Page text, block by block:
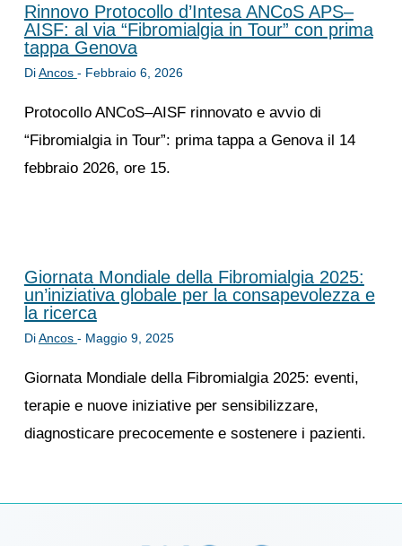
Rinnovo Protocollo d’Intesa ANCoS APS–
AISF: al via “Fibromialgia in Tour” con prima
tappa Genova
DiAncos - Febbraio 6, 2026
Protocollo ANCoS–AISF rinnovato e avvio di
“Fibromialgia in Tour”: prima tappa a Genova il 14
febbraio 2026, ore 15.
Giornata Mondiale della Fibromialgia 2025:
un’iniziativa globale per la consapevolezza e
la ricerca
DiAncos - Maggio 9, 2025
Giornata Mondiale della Fibromialgia 2025: eventi,
terapie e nuove iniziative per sensibilizzare,
diagnosticare precocemente e sostenere i pazienti.